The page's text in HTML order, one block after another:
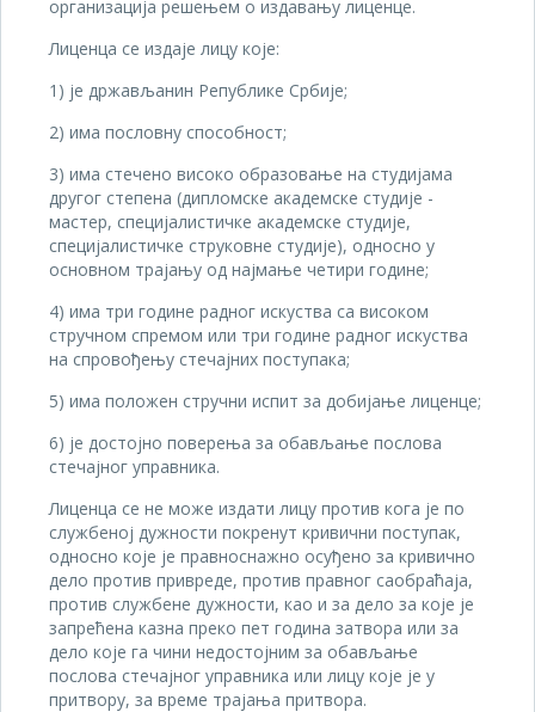
организација решењем о издавању лиценце.
Лиценца се издаје лицу које:
1) је држављанин Републике Србије;
2) има пословну способност;
3) има стечено високо образовање на студијама
другог степена (дипломске академске студије -
мастер, специјалистичке академске студије,
специјалистичке струковне студије), односно у
основном трајању од најмање четири године;
4) има три године радног искуства са високом
стручном спремом или три године радног искуства
на спровођењу стечајних поступака;
5) има положен стручни испит за добијање лиценце;
6) је достојно поверења за обављање послова
стечајног управника.
Лиценца се не може издати лицу против кога је по
службеној дужности покренут кривични поступак,
односно које је правноснажно осуђено за кривично
дело против привреде, против правног саобраћаја,
против службене дужности, као и за дело за које је
запрећена казна преко пет година затвора или за
дело које га чини недостојним за обављање
послова стечајног управника или лицу које је у
притвору, за време трајања притвора.